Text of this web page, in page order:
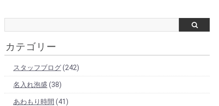
カテゴリー
スタッフブログ(242)
名入れ泡盛 (38)
あわもり時間 (41)